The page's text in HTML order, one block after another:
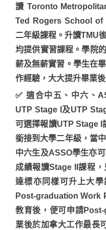
讀 Toronto
Ted Rogers School of
二年級課程。升讀TMU
均提供實習課程。學院
薪及無薪實習。學生在
作經驗，大大提升畢業後
✅ 適合中五、中六、
UTP Stage I及UTP
可選擇報讀UTP Stage I
銜接到大學二年級，當
中六生及ASSO學生亦
成績報讀Stage II課程
達標亦同樣可升上大
Post-graduation Work
教育後，便可申請
業後於加拿大工作最長